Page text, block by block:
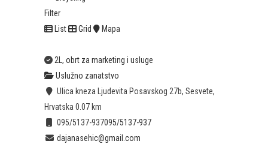
Filter
List
Grid Mapa
2L, obrt za marketing i usluge
Uslužno zanatstvo
Ulica kneza Ljudevita Posavskog 27b, Sesvete,
Hrvatska0.07 km
095/5137-937095/5137-937
dajanasehic@gmail.com